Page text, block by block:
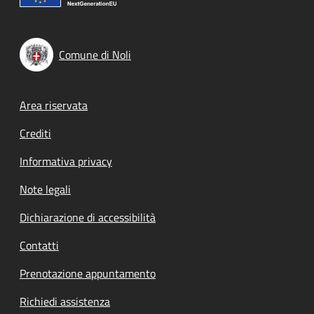
Comune di Noli
Footer menu
Area riservata
Crediti
Informativa privacy
Note legali
Dichiarazione di accessibilità
Contatti
Prenotazione appuntamento
Richiedi assistenza